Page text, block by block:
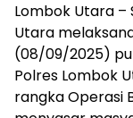
Lombok Utara –
Utara
(08/09/2025)
Polres Lombok
rangka Operasi